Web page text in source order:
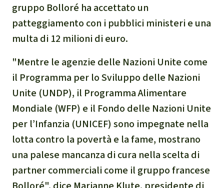
certificazione
Yasuní
Chaco
Domande e risposte
Commercio e traffico
internazionale di fauna e
flora selvatiche
gruppo Bolloré ha accettato un
patteggiamento con i pubblici ministeri e una
multa di 12 milioni di euro.
"Mentre le agenzie delle Nazioni Unite come
il Programma per lo Sviluppo delle Nazioni
Unite (UNDP), il Programma Alimentare
Mondiale (WFP) e il Fondo delle Nazioni Unite
per l’Infanzia (UNICEF) sono impegnate nella
lotta contro la povertà e la fame, mostrano
una palese mancanza di cura nella scelta di
partner commerciali come il gruppo francese